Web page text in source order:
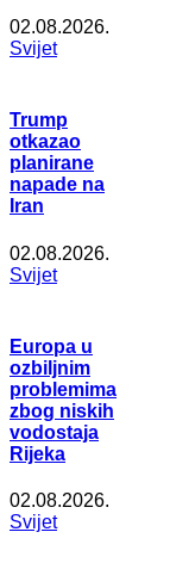
02.08.2026.
Svijet
Trump
otkazao
planirane
napade na
Iran
02.08.2026.
Svijet
Europa u
ozbiljnim
problemima
zbog niskih
vodostaja
Rijeka
02.08.2026.
Svijet